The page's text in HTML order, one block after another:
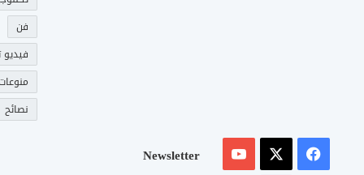
فن
فيديو
نصائح
فيسبوك
‫YouTube
Newsletter